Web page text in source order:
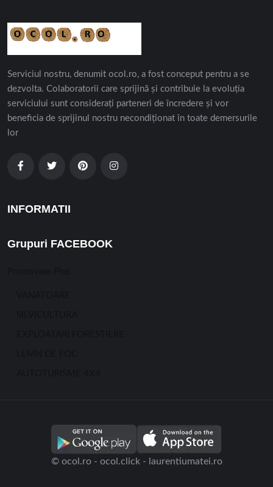
Serviciul nostru, denumit ocol.ro, a fost conceput pentru a se
dezvolta. Colaboratorii care sprijină și contribuie la evoluția
serviciului sunt considerați parteneri de încredere și vor
beneficia de sprijinul nostru necondiționat în toate demersurile
lor
INFORMATII
Grupuri FACEBOOK
© ocol.ro - ocol.click - laurentiumatei.ro